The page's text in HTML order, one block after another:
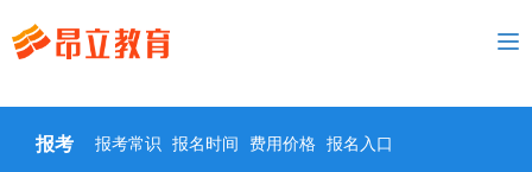
报考 报考常识 报名时间 费用价格 报名入口